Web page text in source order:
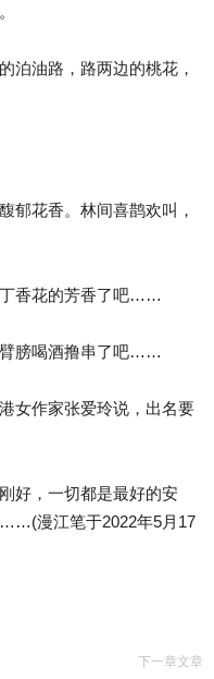
泊油路，路两边的桃花，
郁花香。林间喜鹊欢叫，
丁香花的芳香了吧……
臂膀喝酒撸串了吧……
女作家张爱玲说，出名要
好，一切都是最好的安
漫江笔于2022年5月17
下一章文章